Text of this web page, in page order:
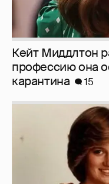
Кейт Миддлтон
профессию она
карантина
15